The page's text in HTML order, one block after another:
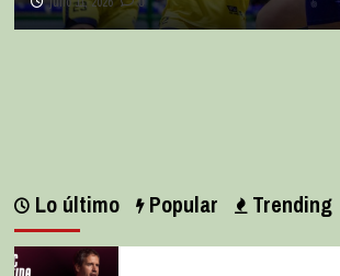
Lo último Popular Trending